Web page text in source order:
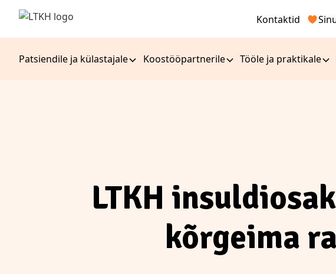
Kontaktid
Patsiendile ja külastajale Koostööpartnerile Tööle ja praktikale
LTKH
kõrgeima